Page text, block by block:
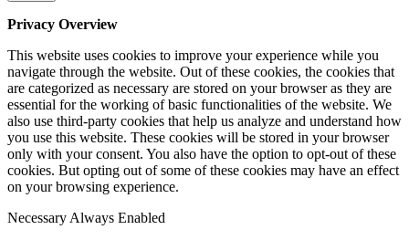
Privacy Overview
This website uses cookies to improve your experience while you
navigate through the website. Out of these cookies, the cookies that
are categorized as necessary are stored on your browser as they are
essential for the working of basic functionalities of the website. We
also use third-party cookies that help us analyze and understand how
you use this website. These cookies will be stored in your browser
only with your consent. You also have the option to opt-out of these
cookies. But opting out of some of these cookies may have an effect
on your browsing experience.
Necessary Always Enabled